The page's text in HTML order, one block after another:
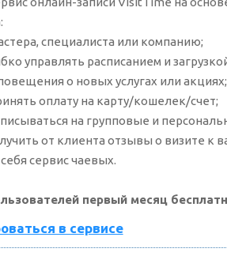
специалиста или компанию;
управлять расписанием и
о новых услугах или акциях;
оплату на карту/кошелек/счет;
на групповые и
от клиента отзывы о визите к
сервис чаевых.
первый месяц
в сервисе